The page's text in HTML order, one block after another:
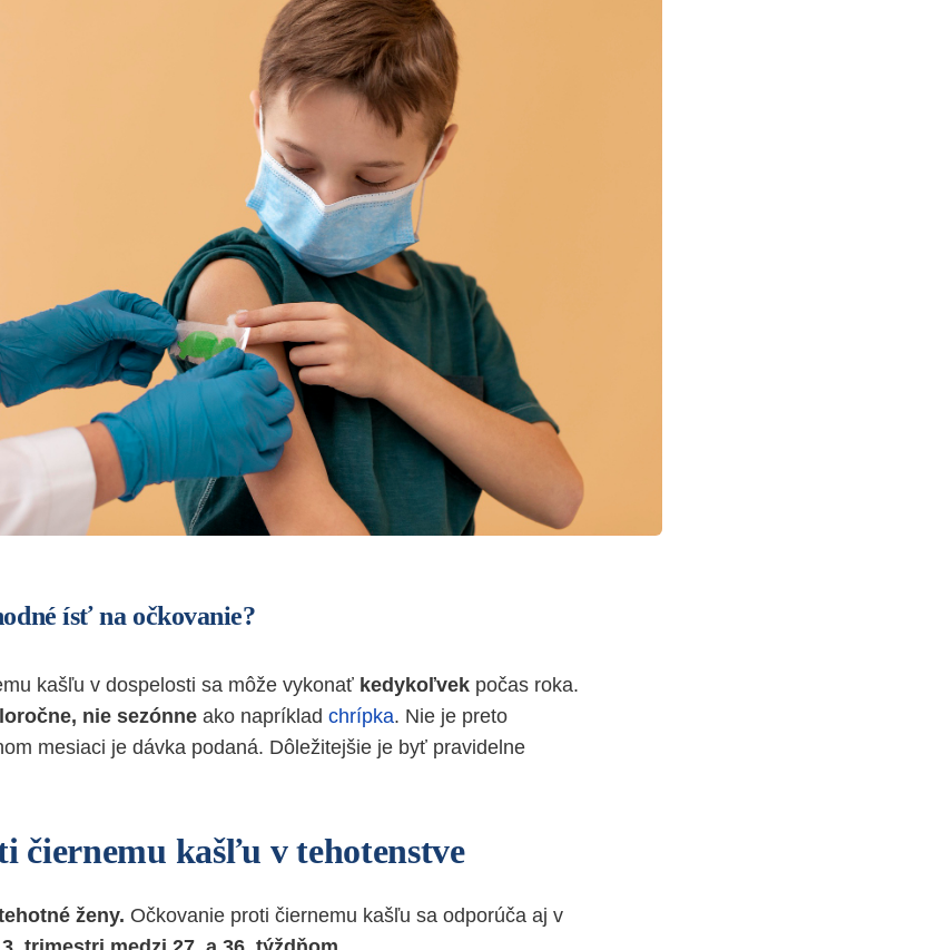
ísť na očkovanie?
kašľu v dospelosti sa môže vykonať kedykoľvek počas roka.
nie sezónne ako napríklad chrípka. Nie je preto
mesiaci je dávka podaná. Dôležitejšie je byť pravidelne
čiernemu kašľu v tehotenstve
ženy. Očkovanie proti čiernemu kašľu sa odporúča aj v